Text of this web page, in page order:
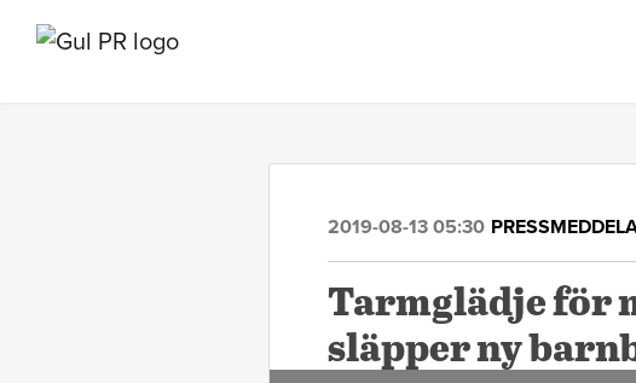
2019-08-13 05:30
Tarmglädje för
släpper ny